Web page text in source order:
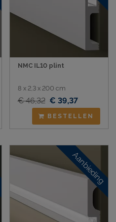
NMC IL10 plint
8 x 2,3 x 200 cm
€ 46,32 € 39,37
BESTELLEN
Aanbieding